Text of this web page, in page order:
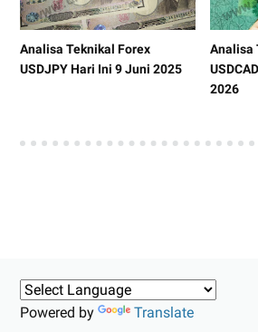
Analisa Teknikal Forex
USDJPY Hari Ini 9 Juni 2025
Analisa
2026
Powered by Translate